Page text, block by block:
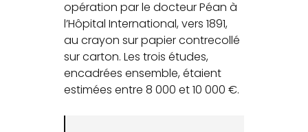
opération par le docteur Péan à
l’Hôpital International, vers 1891,
au crayon sur papier contrecollé
sur carton. Les trois études,
encadrées ensemble, étaient
estimées entre 8 000 et 10 000 €.